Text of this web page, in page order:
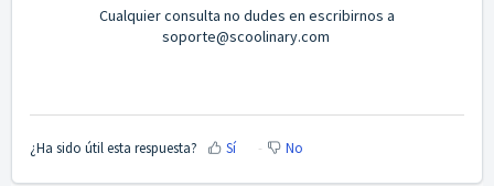
Cualquier consulta no dudes en escribirnos a
soporte@scoolinary.com
¿Ha sido útil esta respuesta? Sí No